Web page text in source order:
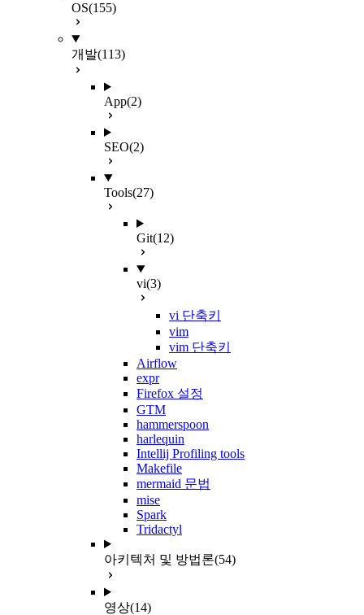
OS(155)
개발(113)
App(2)
SEO(2)
Tools(27)
Git(12)
vi(3)
vi 단축키
vim
vim 단축키
Airflow
expr
Firefox 설정
GTM
hammerspoon
harlequin
Intellij Profiling tools
Makefile
mermaid 문법
mise
Spark
Tridactyl
아키텍처 및 방법론(54)
영상(14)